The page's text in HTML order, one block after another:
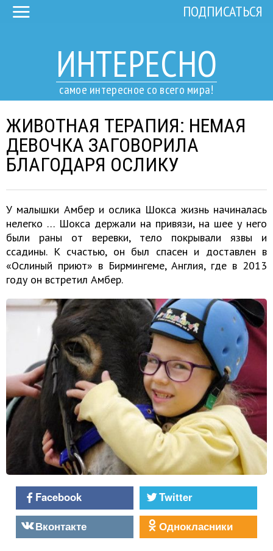
ИНТЕРЕСНО
самое интересное со всего мира!
ПОДПИСАТЬСЯ
ЖИВОТНАЯ ТЕРАПИЯ: НЕМАЯ
ДЕВОЧКА ЗАГОВОРИЛА
БЛАГОДАРЯ ОСЛИКУ
У малышки Амбер и ослика Шокса жизнь начиналась
нелегко … Шокса держали на привязи, на шее у него
были раны от веревки, тело покрывали язвы и
ссадины. К счастью, он был спасен и доставлен в
«Ослиный приют» в Бирмингеме, Англия, где в 2013
году он встретил Амбер.
Facebook
Twitter
Вконтакте
Однокласники